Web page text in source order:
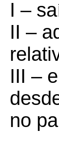
I –
II –
III –
no